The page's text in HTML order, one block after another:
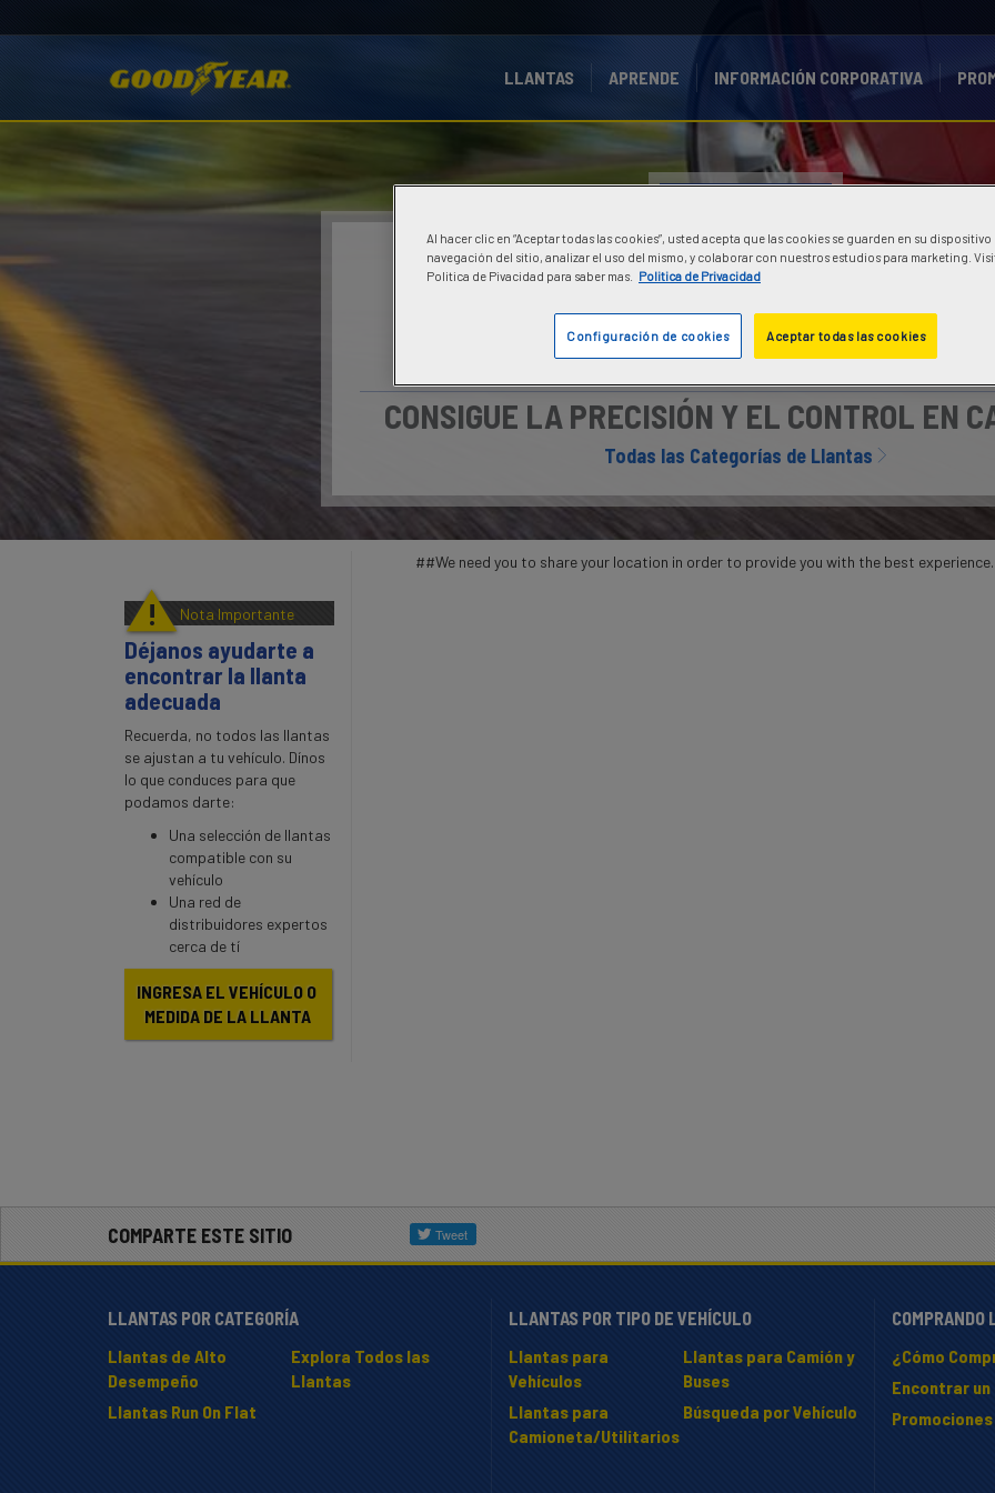
LLANTAS APRENDE INFORMACIÓN CORPORATIVA
LLANTAS DE ALTO
DESEMPEÑO
CONSIGUE LA PRECISIÓN Y EL CONTROL EN
Todas las Categorías de Llantas
##We need you to share your location in order to provide you with the best
! Nota Importante
Déjanos ayudarte a
encontrar la llanta
adecuada
Recuerda, no todos las llantas
se ajustan a tu vehículo. Dínos
lo que conduces para que
podamos darte:
Una selección de llantas
compatible con su
vehículo
Una red de
distribuidores expertos
cerca de tí
INGRESA EL VEHÍCULO O
MEDIDA DE LA LLANTA
COMPARTE ESTE SITIO
LLANTAS POR CATEGORÍA
Llantas de Alto
Desempeño
Llantas Run On Flat
Explora Todos las
Llantas
LLANTAS POR TIPO DE VEHÍCULO
Llantas para
Vehículos
Llantas para
Camioneta/Utilitarios
Llantas para Camión y
Buses
Búsqueda por Vehículo
COMPRANDO
¿Cómo
Encontrar
Promociones
Al hacer clic en “Aceptar todas las cookies”, usted acepta que las cookies se guarden en su
navegación del sitio, analizar el uso del mismo, y colaborar con nuestros estudios para marketing.
Politica de Pivacidad para saber mas.
Politica de Privacidad
Aceptar todas las cookies
Configuración de cookies